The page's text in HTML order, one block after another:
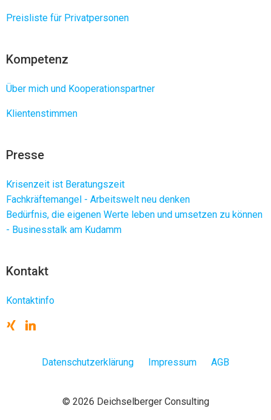
Preisliste für Privatpersonen
Kompetenz
Über mich und Kooperationspartner
Klientenstimmen
Presse
Krisenzeit ist Beratungszeit
Fachkräftemangel - Arbeitswelt neu denken
Bedürfnis, die eigenen Werte leben und umsetzen zu können
- Businesstalk am Kudamm
Kontakt
Kontaktinfo
Datenschutzerklärung Impressum AGB
© 2026 Deichselberger Consulting